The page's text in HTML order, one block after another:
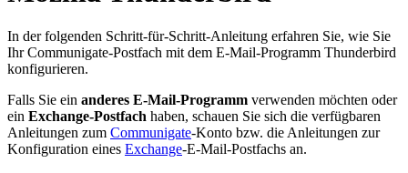
In der folgenden Schritt-für-Schritt-Anleitung erfahren Sie, wie Sie
Ihr Communigate-Postfach mit dem E-Mail-Programm Thunderbird
konfigurieren.
Falls Sie ein anderes E-Mail-Programm verwenden möchten oder
ein Exchange-Postfach haben, schauen Sie sich die verfügbaren
Anleitungen zum Communigate-Konto bzw. die Anleitungen zur
Konfiguration eines Exchange-E-Mail-Postfachs an.